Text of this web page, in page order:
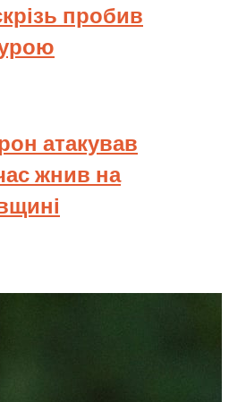
пробив
атакував
жнив на